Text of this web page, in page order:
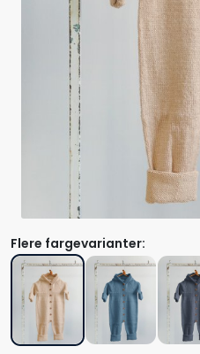
Flere fargevarianter: